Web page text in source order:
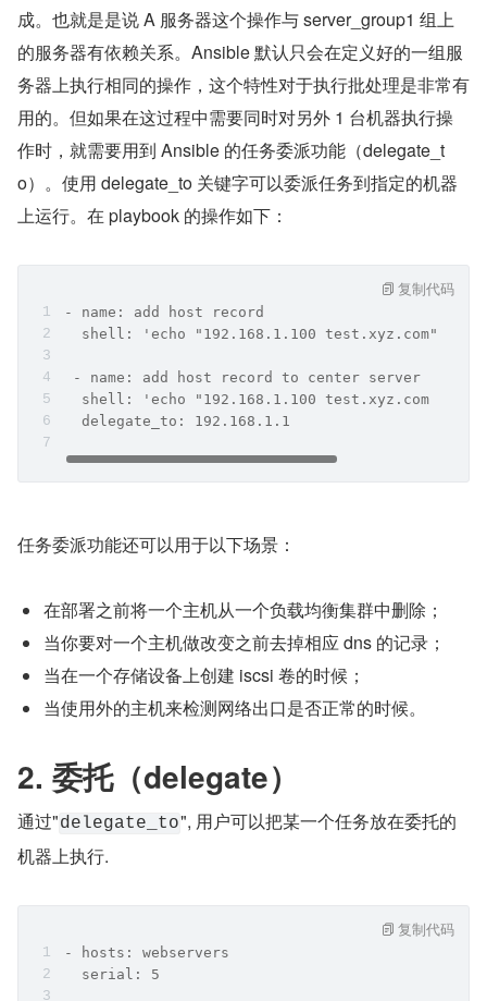
成。也就是是说 A 服务器这个操作与 server_group1 组上
的服务器有依赖关系。Ansible 默认只会在定义好的一组服
务器上执行相同的操作，这个特性对于执行批处理是非常有
用的。但如果在这过程中需要同时对另外 1 台机器执行操
作时，就需要用到 Ansible 的任务委派功能（delegate_t
o）。使用 delegate_to 关键字可以委派任务到指定的机器
上运行。在 playbook 的操作如下：
- name: add host record
shell: 'echo "192.168.1.100 test.xyz.com" >> /
- name: add host record to center server
shell: 'echo "192.168.1.100 test.xyz.com " >>
  delegate_to: 192.168.1.1
复制代码
任务委派功能还可以用于以下场景：
在部署之前将一个主机从一个负载均衡集群中删除；
当你要对一个主机做改变之前去掉相应 dns 的记录；
当在一个存储设备上创建 iscsi 卷的时候；
当使用外的主机来检测网络出口是否正常的时候。
2. 委托（delegate）
通过"delegate_to", 用户可以把某一个任务放在委托的
机器上执行.
- hosts: webservers
  serial: 5
复制代码